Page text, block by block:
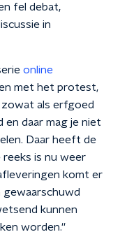
fel debat,
in
online
met het protest,
als erfgoed
en daar mag je niet
Daar heeft de
is nu weer
komt er
gewaarschuwd
kunnen
worden.''